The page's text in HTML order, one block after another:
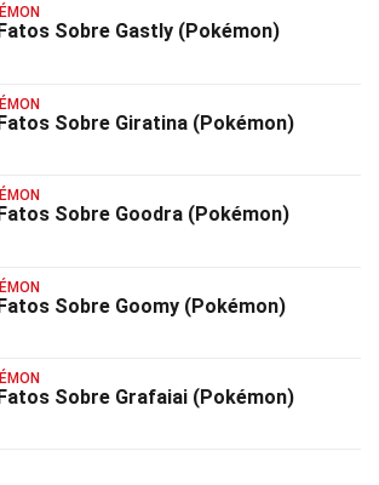
Sobre Gastly (Pokémon)
Sobre Giratina (Pokémon)
Sobre Goodra (Pokémon)
Sobre Goomy (Pokémon)
Sobre Grafaiai (Pokémon)